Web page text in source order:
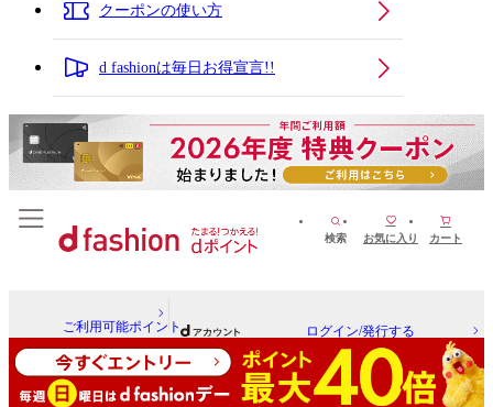
クーポンの使い方
d fashionは毎日お得宣言!!
検索 お気に入り カート
ご利用可能ポイント ログイン/発行する